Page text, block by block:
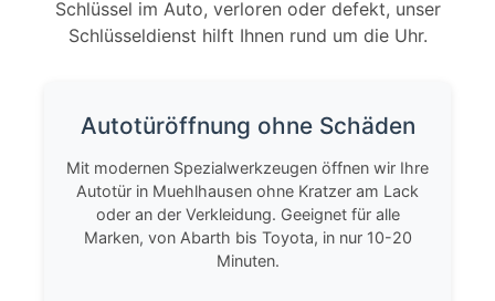
Schlüssel im Auto, verloren oder defekt, unser
Schlüsseldienst hilft Ihnen rund um die Uhr.
Autotüröffnung ohne Schäden
Mit modernen Spezialwerkzeugen öffnen wir Ihre
Autotür in Muehlhausen ohne Kratzer am Lack
oder an der Verkleidung. Geeignet für alle
Marken, von Abarth bis Toyota, in nur 10-20
Minuten.